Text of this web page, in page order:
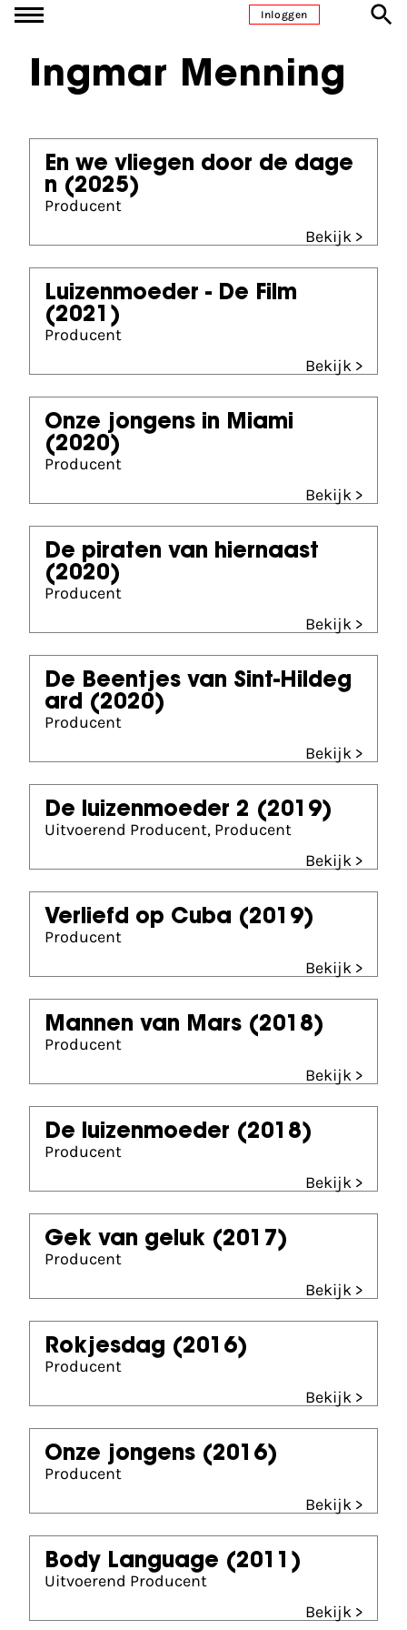
Ga naar inhoudInloggen
Ingmar Menning
En we vliegen door de dage
n (2025)
Producent
Bekijk >
Luizenmoeder - De Film
(2021)
Producent
Bekijk >
Onze jongens in Miami
(2020)
Producent
Bekijk >
De piraten van hiernaast
(2020)
Producent
Bekijk >
De Beentjes van Sint-Hildeg
ard (2020)
Producent
Bekijk >
De luizenmoeder 2 (2019)
Uitvoerend Producent, Producent
Bekijk >
Verliefd op Cuba (2019)
Producent
Bekijk >
Mannen van Mars (2018)
Producent
Bekijk >
De luizenmoeder (2018)
Producent
Bekijk >
Gek van geluk (2017)
Producent
Bekijk >
Rokjesdag (2016)
Producent
Bekijk >
Onze jongens (2016)
Producent
Bekijk >
Body Language (2011)
Uitvoerend Producent
Bekijk >